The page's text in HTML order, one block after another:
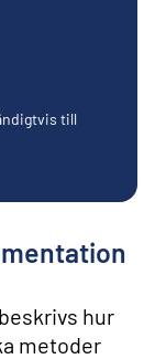
till
hur
metoder